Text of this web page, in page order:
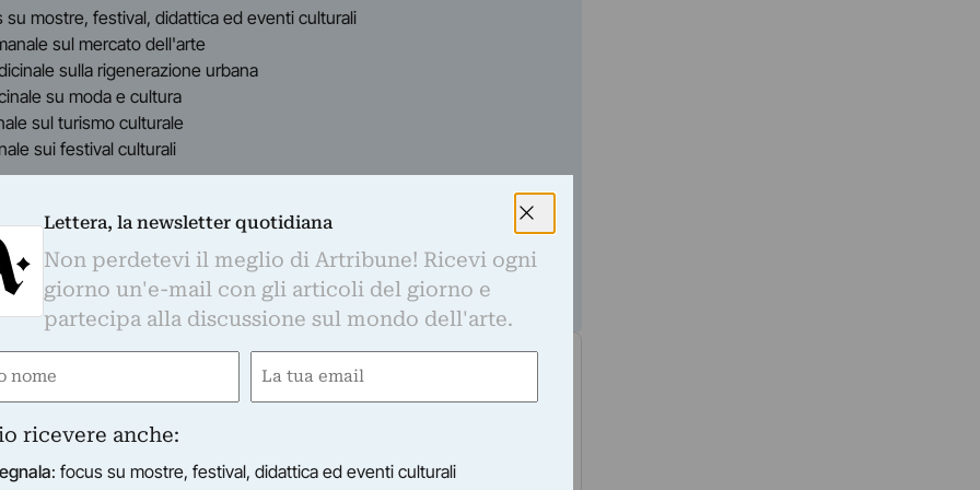
su mostre, festival, didattica ed eventi culturali
sul mercato dell'arte
sulla rigenerazione urbana
su moda e cultura
sul turismo culturale
sui festival culturali
con regolarità sul mondo dell'arte, nel rispetto della privacy come indicato nella
trasferiti su MailChimp e trattati secondo le modalità riportate in
con l'apposito link presente nelle email.
contenuti e servizi dedicata all’arte e alla cultura
grazie all’esperienza decennale nel campo dell’editoria, del
Lettera, la newsletter quotidiana
Non perdetevi il meglio di Artribune! Ricevi ogni
giorno un'e-mail con gli articoli del giorno e
partecipa alla discussione sul mondo dell'arte.
Email
ricevere anche:
: focus su mostre, festival, didattica ed eventi culturali